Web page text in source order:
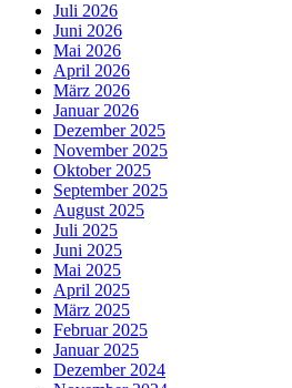
Juli 2026
Juni 2026
Mai 2026
April 2026
März 2026
Januar 2026
Dezember 2025
November 2025
Oktober 2025
September 2025
August 2025
Juli 2025
Juni 2025
Mai 2025
April 2025
März 2025
Februar 2025
Januar 2025
Dezember 2024